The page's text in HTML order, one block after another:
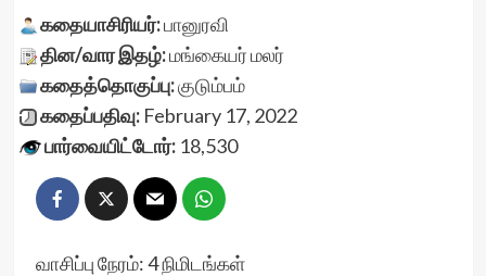
கதையாசிரியர்:பானுரவி
தின/வார இதழ்:மங்கையர் மலர்
கதைத்தொகுப்பு:குடும்பம்
கதைப்பதிவு:February 17, 2022
பார்வையிட்டோர்:18,530
வாசிப்பு நேரம்:4நிமிடங்கள்